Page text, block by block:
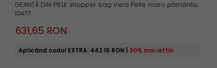
GEANȚĂ DIN PIELE shopper bag Vera Pelle maro pământiu
10477
631,65 RON
Aplicând codul EXTRA: 442.15 RON 30% mai ieftin